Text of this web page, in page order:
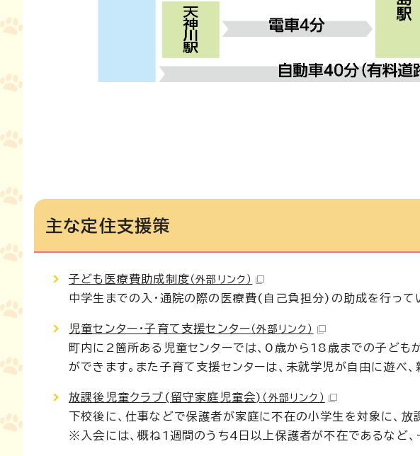
主な定住支援策
子ども医療費助成制度 （外部リンク）
中学生までの入・通院の際の医療費(自己負担分)の助成を行って
児童センター・子育て支援センター （外部リンク）
町内に2箇所ある児童センターでは、0歳から18歳までの子ども
ができます。また子育て支援センターは、未就学児が自由に遊べ
放課後児童クラブ(留守家庭児童会) （外部リンク）
下校後に、仕事などで保護者が家庭に不在の小学生を対象に、放
※入会には、概ね1週間のうち4日以上保護者が不在であるなど、